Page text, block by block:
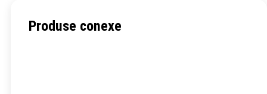
Produse conexe